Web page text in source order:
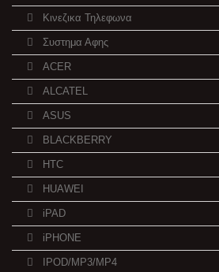
Κινεζικα Τηλεφωνα
Συστημα Αφης
ACER
ALCATEL
ASUS
BLACKBERRY
HTC
HUAWEI
iPAD
iPHONE
IPOD/MP3/MP4